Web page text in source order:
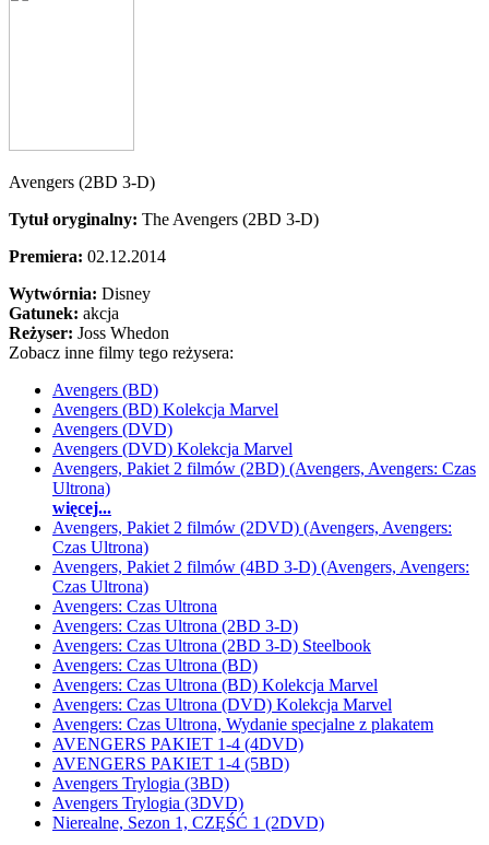
Avengers (2BD 3-D)
Tytuł oryginalny: The Avengers (2BD 3-D)
Premiera: 02.12.2014
Wytwórnia: Disney
Gatunek: akcja
Reżyser: Joss Whedon
Zobacz inne filmy tego reżysera:
Avengers (BD)
Avengers (BD) Kolekcja Marvel
Avengers (DVD)
Avengers (DVD) Kolekcja Marvel
Avengers, Pakiet 2 filmów (2BD) (Avengers, Avengers: Czas
Ultrona)
więcej...
Avengers, Pakiet 2 filmów (2DVD) (Avengers, Avengers:
Czas Ultrona)
Avengers, Pakiet 2 filmów (4BD 3-D) (Avengers, Avengers:
Czas Ultrona)
Avengers: Czas Ultrona
Avengers: Czas Ultrona (2BD 3-D)
Avengers: Czas Ultrona (2BD 3-D) Steelbook
Avengers: Czas Ultrona (BD)
Avengers: Czas Ultrona (BD) Kolekcja Marvel
Avengers: Czas Ultrona (DVD) Kolekcja Marvel
Avengers: Czas Ultrona, Wydanie specjalne z plakatem
AVENGERS PAKIET 1-4 (4DVD)
AVENGERS PAKIET 1-4 (5BD)
Avengers Trylogia (3BD)
Avengers Trylogia (3DVD)
Nierealne, Sezon 1, CZĘŚĆ 1 (2DVD)